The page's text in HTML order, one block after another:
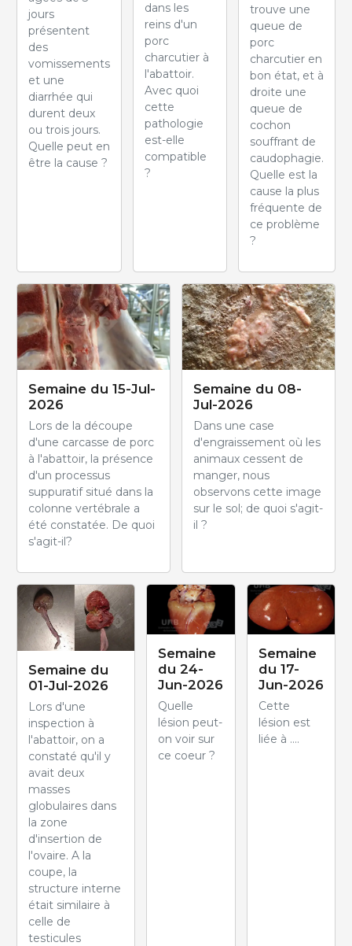
jours
présentent
des
vomissements
et une
diarrhée qui
durent deux
ou trois jours.
Quelle peut en
être la cause ?
dans les
reins d'un
porc
charcutier à
l'abattoir.
Avec quoi
cette
pathologie
est-elle
compatible
?
trouve une
queue de
porc
charcutier en
bon état, et à
droite une
queue de
cochon
souffrant de
caudophagie.
Quelle est la
cause la plus
fréquente de
ce problème
?
Semaine du 15-Jul-
2026
Lors de la découpe
d'une carcasse de porc
à l'abattoir, la présence
d'un processus
suppuratif situé dans la
colonne vertébrale a
été constatée. De quoi
s'agit-il?
Semaine du 08-
Jul-2026
Dans une case
d'engraissement où les
animaux cessent de
manger, nous
observons cette image
sur le sol; de quoi s'agit-
il ?
Semaine du
01-Jul-2026
Lors d'une
inspection à
l'abattoir, on a
constaté qu'il y
avait deux
masses
globulaires dans
la zone
d'insertion de
l'ovaire. A la
coupe, la
structure interne
était similaire à
celle de
testicules
Semaine
du 24-
Jun-2026
Quelle
lésion peut-
on voir sur
ce coeur ?
Semaine
du 17-
Jun-2026
Cette
lésion est
liée à ....